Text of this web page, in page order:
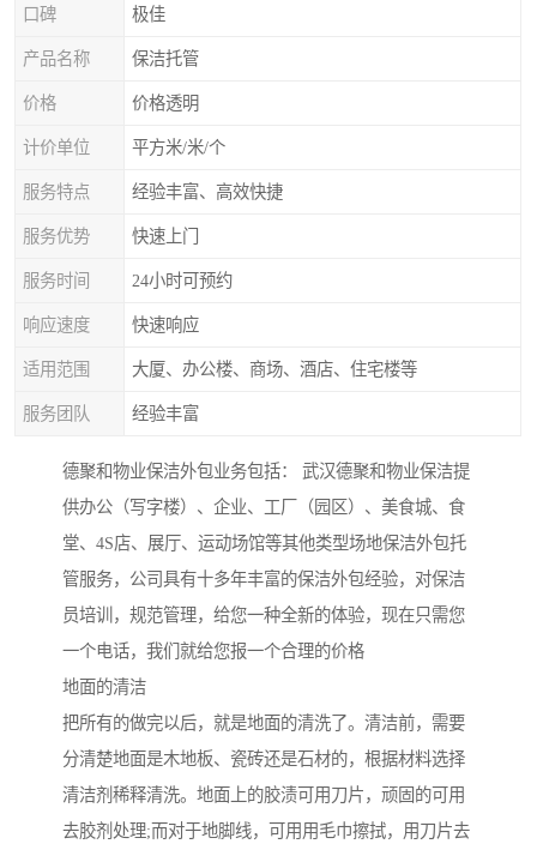
口碑 极佳
产品名称 保洁托管
价格 价格透明
计价单位 平方米/米/个
服务特点 经验丰富、高效快捷
服务优势 快速上门
服务时间 24小时可预约
响应速度 快速响应
适用范围 大厦、办公楼、商场、酒店、住宅楼等
服务团队 经验丰富
德聚和物业保洁外包业务包括： 武汉德聚和物业保洁提
供办公（写字楼）、企业、工厂（园区）、美食城、食
堂、4S店、展厅、运动场馆等其他类型场地保洁外包托
管服务，公司具有十多年丰富的保洁外包经验，对保洁
员培训，规范管理，给您一种全新的体验，现在只需您
一个电话，我们就给您报一个合理的价格
地面的清洁
把所有的做完以后，就是地面的清洗了。清洁前，需要
分清楚地面是木地板、瓷砖还是石材的，根据材料选择
清洁剂稀释清洗。地面上的胶渍可用刀片，顽固的可用
去胶剂处理;而对于地脚线，可用用毛巾擦拭，用刀片去